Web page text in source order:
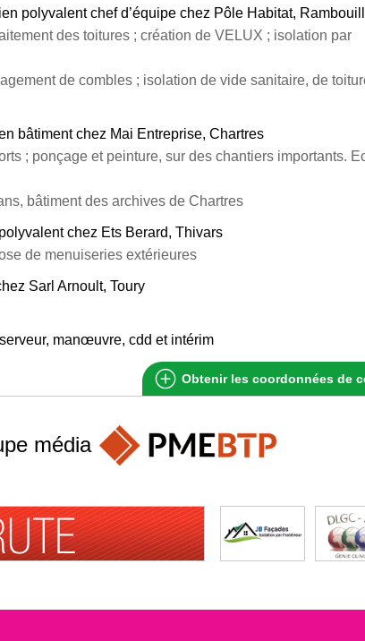
polyvalent chef d’équipe chez Pôle Habitat,
des toitures ; création de VELUX ; isolation par
de combles ; isolation de vide sanitaire, de
bâtiment chez Mai Entreprise, Chartres
; ponçage et peinture, sur des chantiers importants.
bâtiment des archives de Chartres
chez Ets Berard, Thivars
de menuiseries extérieures
Sarl Arnoult, Toury
manœuvre, cdd et intérim
Obtenir les coordonnées de
média